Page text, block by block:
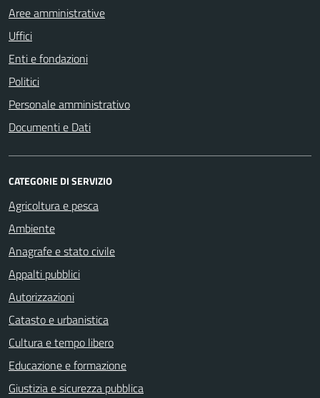
Aree amministrative
Uffici
Enti e fondazioni
Politici
Personale amministrativo
Documenti e Dati
CATEGORIE DI SERVIZIO
Agricoltura e pesca
Ambiente
Anagrafe e stato civile
Appalti pubblici
Autorizzazioni
Catasto e urbanistica
Cultura e tempo libero
Educazione e formazione
Giustizia e sicurezza pubblica